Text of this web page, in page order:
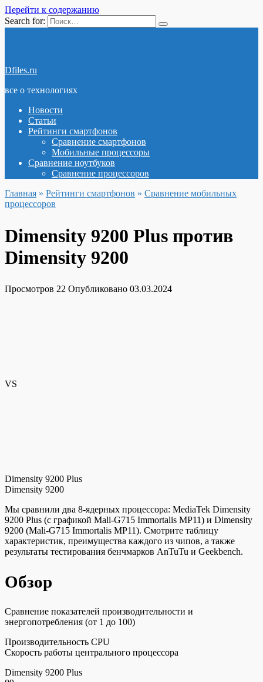
Перейти к содержанию
Search for:
Dfiles.ru
все о технологиях
Новости
Статьи
Рейтинги смартфонов
Сравнение смартфонов
Мобильные процессоры
Сравнение ноутбуков
Сравнение процессоров
Главная » Рейтинги смартфонов » Сравнение мобильных
процессоров
Dimensity 9200 Plus против
Dimensity 9200
Просмотров 22 Опубликовано 03.03.2024
VS
Dimensity 9200 Plus
Dimensity 9200
Мы сравнили два 8-ядерных процессора: MediaTek Dimensity
9200 Plus (с графикой Mali-G715 Immortalis MP11) и Dimensity
9200 (Mali-G715 Immortalis MP11). Смотрите таблицу
характеристик, преимущества каждого из чипов, а также
результаты тестирования бенчмарков AnTuTu и Geekbench.
Обзор
Сравнение показателей производительности и
энергопотребления (от 1 до 100)
Производительность CPU
Скорость работы центрального процессора
Dimensity 9200 Plus